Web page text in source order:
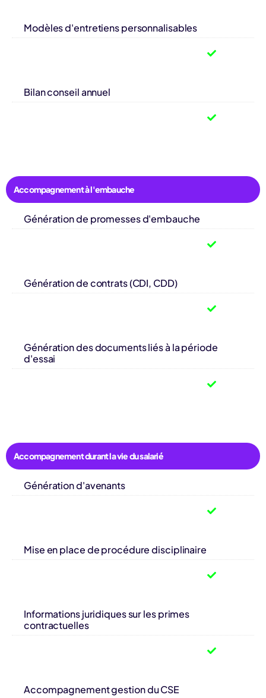
Modèles d'entretiens personnalisables
Bilan conseil annuel
Accompagnement à l'embauche
Génération de promesses d'embauche
Génération de contrats (CDI, CDD)
Génération des documents liés à la période
d'essai
Accompagnement durant la vie du salarié
Génération d'avenants
Mise en place de procédure disciplinaire
Informations juridiques sur les primes
contractuelles
Accompagnement gestion du CSE